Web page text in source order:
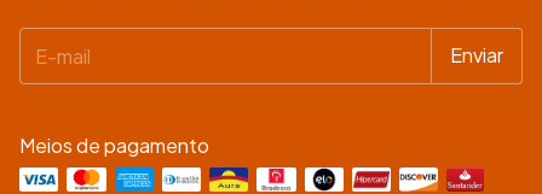
Meios de pagamento